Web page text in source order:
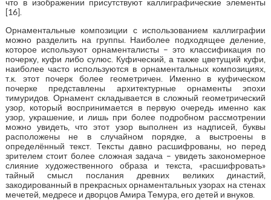
что в изображении присутствуют каллиграфические элементы
[16].
Орнаментальные композиции с использованием каллиграфии
можно разделить на группы. Наиболее подходящее деление,
которое используют орнаменталисты – это классификация по
почерку, куфи либо сулюс. Куфический, а также цветущий куфи,
наиболее часто используются в орнаментальных композициях,
т.к. этот почерк более геометричен. Именно в куфическом
почерке представлены архитектурные орнаменты эпохи
тимуридов. Орнамент складывается в сложный геометрический
узор, который воспринимается в первую очередь именно как
узор, украшение, и лишь при более подробном рассмотрении
можно увидеть, что этот узор выполнен из надписей, буквы
расположены не в случайном порядке, а выстроены в
определённый текст. Тексты давно расшифрованы, но перед
зрителем стоит более сложная задача – увидеть закономерное
слияние художественного образа и текста, «расшифровать»
тайный смысл послания древних великих династий,
закодированный в прекрасных орнаментальных узорах на стенах
мечетей, медресе и дворцов Амира Темура, его детей и внуков.